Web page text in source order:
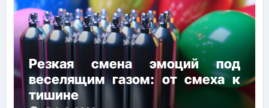
Резкая смена эмоций под
веселящим газом: от смеха к
тишине